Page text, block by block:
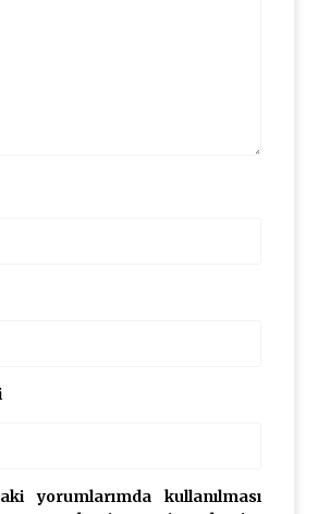
yorumlarımda kullanılması